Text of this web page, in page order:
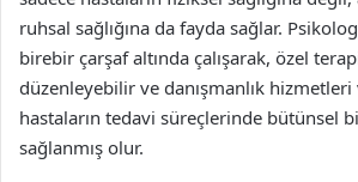
ruhsal sağlığına da fayda sağlar.
birebir çarşaf altında çalışarak, özel
düzenleyebilir ve danışmanlık
hastaların tedavi süreçlerinde bütünsel
sağlanmış olur.